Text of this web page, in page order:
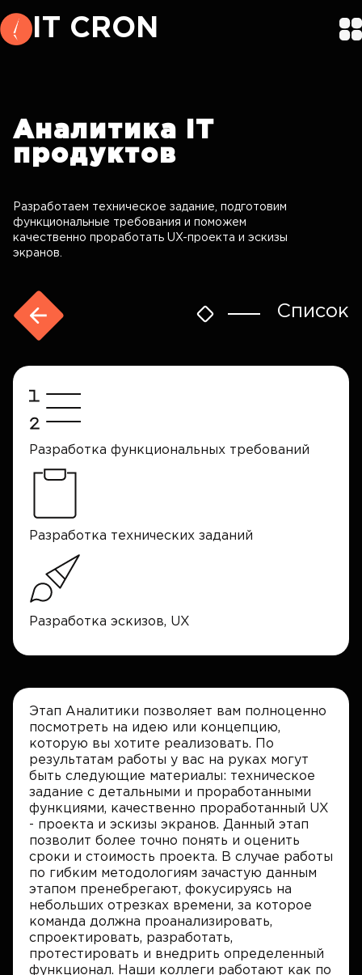
IT CRON
Аналитика
IT
продуктов
Разработаем техническое задание, подготовим
функциональные требования и поможем
качественно проработать UX-проекта и эскизы
экранов.
Список
Разработка функциональных требований
Разработка технических заданий
Разработка эскизов, UX
Этап Аналитики позволяет вам полноценно
посмотреть на идею или концепцию,
которую вы хотите реализовать. По
результатам работы у вас на руках могут
быть следующие материалы: техническое
задание с детальными и проработанными
функциями, качественно проработанный UX
- проекта и эскизы экранов. Данный этап
позволит более точно понять и оценить
сроки и стоимость проекта. В случае работы
по гибким методологиям зачастую данным
этапом пренебрегают, фокусируясь на
небольших отрезках времени, за которое
команда должна проанализировать,
спроектировать, разработать,
протестировать и внедрить определенный
функционал. Наши коллеги работают как по